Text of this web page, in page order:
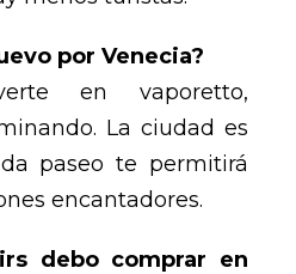
por Venecia?
en vaporetto,
La ciudad es
paseo te permitirá
encantadores.
debo comprar en